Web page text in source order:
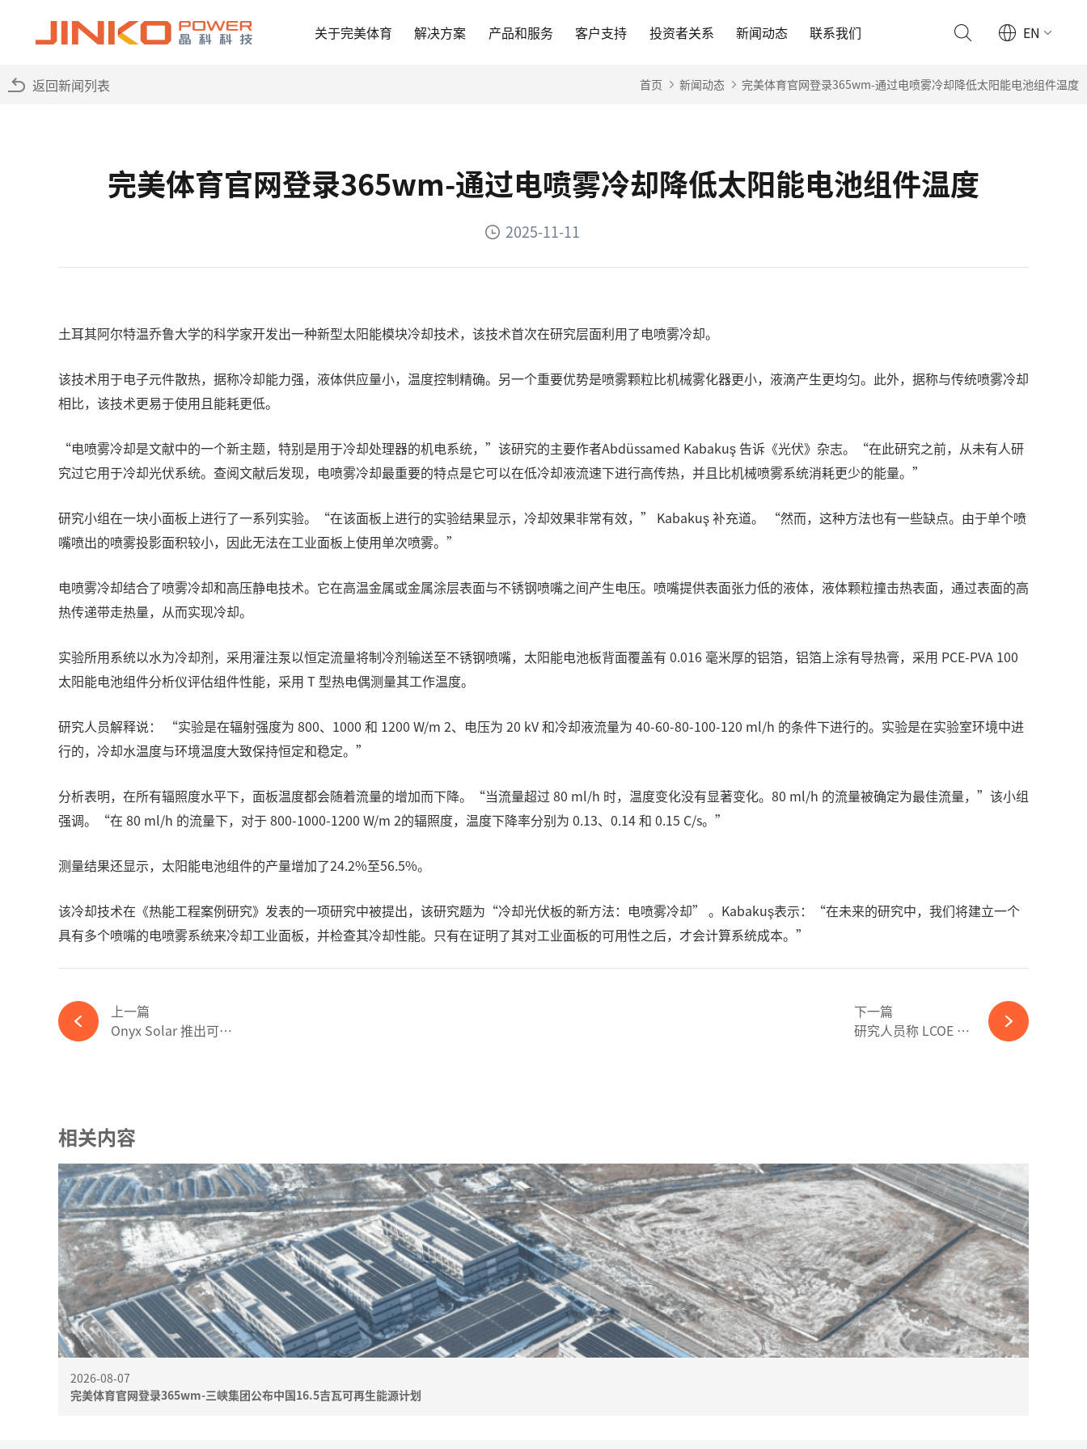
关于完美体育 解决方案 产品和服务 客户支持 投资者关系 新闻动态 联系我们 EN
返回新闻列表 首页 新闻动态 完美体育官网登录365wm-通过电喷雾冷却降低太阳能电池组件温度
完美体育官网登录365wm-通过电喷雾冷却降低太阳能电池组件温度
2025-11-11
土耳其阿尔特温乔鲁大学的科学家开发出一种新型太阳能模块冷却技术，该技术首次在研究层面利用了电喷雾冷却。
该技术用于电子元件散热，据称冷却能力强，液体供应量小，温度控制精确。另一个重要优势是喷雾颗粒比机械雾化器更小，液滴产生更均匀。此外，据称与传统喷雾冷却
相比，该技术更易于使用且能耗更低。
“电喷雾冷却是文献中的一个新主题，特别是用于冷却处理器的机电系统，”该研究的主要作者Abdüssamed Kabakuş 告诉《光伏》杂志。“在此研究之前，从未有人研
究过它用于冷却光伏系统。查阅文献后发现，电喷雾冷却最重要的特点是它可以在低冷却液流速下进行高传热，并且比机械喷雾系统消耗更少的能量。”
研究小组在一块小面板上进行了一系列实验。“在该面板上进行的实验结果显示，冷却效果非常有效，” Kabakuş 补充道。 “然而，这种方法也有一些缺点。由于单个喷
嘴喷出的喷雾投影面积较小，因此无法在工业面板上使用单次喷雾。”
电喷雾冷却结合了喷雾冷却和高压静电技术。它在高温金属或金属涂层表面与不锈钢喷嘴之间产生电压。喷嘴提供表面张力低的液体，液体颗粒撞击热表面，通过表面的高
热传递带走热量，从而实现冷却。
实验所用系统以水为冷却剂，采用灌注泵以恒定流量将制冷剂输送至不锈钢喷嘴，太阳能电池板背面覆盖有 0.016 毫米厚的铝箔，铝箔上涂有导热膏，采用 PCE-PVA 100
太阳能电池组件分析仪评估组件性能，采用 T 型热电偶测量其工作温度。
研究人员解释说： “实验是在辐射强度为 800、1000 和 1200 W/m 2、电压为 20 kV 和冷却液流量为 40-60-80-100-120 ml/h 的条件下进行的。实验是在实验室环境中进
行的，冷却水温度与环境温度大致保持恒定和稳定。”
分析表明，在所有辐照度水平下，面板温度都会随着流量的增加而下降。“当流量超过 80 ml/h 时，温度变化没有显著变化。80 ml/h 的流量被确定为最佳流量，”该小组
强调。“在 80 ml/h 的流量下，对于 800-1000-1200 W/m 2的辐照度，温度下降率分别为 0.13、0.14 和 0.15 C/s。”
测量结果还显示，太阳能电池组件的产量增加了24.2%至56.5%。
该冷却技术在《热能工程案例研究》发表的一项研究中被提出，该研究题为“冷却光伏板的新方法：电喷雾冷却” 。Kabakuş表示：“在未来的研究中，我们将建立一个
具有多个喷嘴的电喷雾系统来冷却工业面板，并检查其冷却性能。只有在证明了其对工业面板的可用性之后，才会计算系统成本。”
上一篇
Onyx Solar 推出可步行的光伏瓦片-完美体育官网登录365wm
下一篇
研究人员称 LCOE 不是光伏电站的正确优化参数-完美体育官网登录365wm
相关内容
2026-08-07
完美体育官网登录365wm-三峡集团公布中国16.5吉瓦可再生能源计划